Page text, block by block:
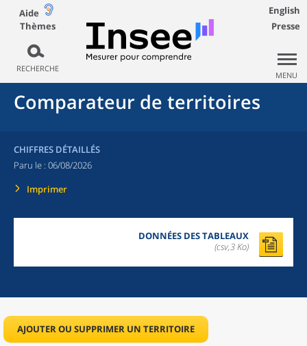
Aide
Thèmes
RECHERCHE
English
Presse
MENU
Comparateur de territoires
CHIFFRES DÉTAILLÉS
Paru le : 06/08/2026
Imprimer
DONNÉES DES TABLEAUX
(csv,3 Ko)
AJOUTER OU SUPPRIMER UN TERRITOIRE